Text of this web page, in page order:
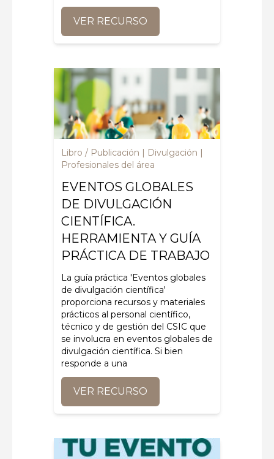
VER RECURSO
Libro / Publicación
Divulgación
Profesionales del área
EVENTOS GLOBALES
DE DIVULGACIÓN
CIENTÍFICA.
HERRAMIENTA Y GUÍA
PRÁCTICA DE TRABAJO
La guía práctica 'Eventos globales
de divulgación científica'
proporciona recursos y materiales
prácticos al personal científico,
técnico y de gestión del CSIC que
se involucra en eventos globales de
divulgación científica. Si bien
responde a una
VER RECURSO